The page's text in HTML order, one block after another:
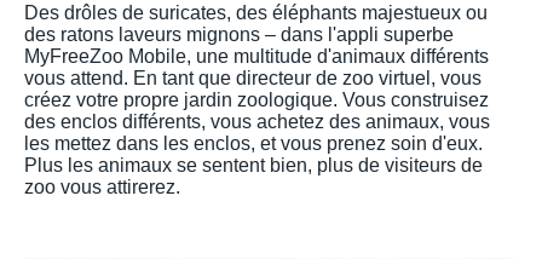
Des drôles de suricates, des éléphants majestueux ou
des ratons laveurs mignons – dans l'appli superbe
MyFreeZoo Mobile, une multitude d'animaux différents
vous attend. En tant que directeur de zoo virtuel, vous
créez votre propre jardin zoologique. Vous construisez
des enclos différents, vous achetez des animaux, vous
les mettez dans les enclos, et vous prenez soin d'eux.
Plus les animaux se sentent bien, plus de visiteurs de
zoo vous attirerez.